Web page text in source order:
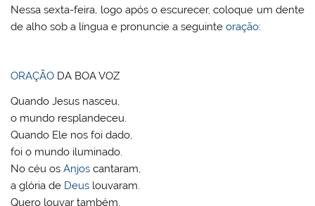
Nessa sexta-feira, logo após o escurecer, coloque um dente
de alho sob a língua e pronuncie a seguinteoração:
ORAÇÃO DA BOA VOZ
Quando Jesus nasceu,
o mundo resplandeceu.
Quando Ele nos foi dado,
foi o mundo iluminado.
No céu osAnjos cantaram,
a glória de Deus louvaram.
Quero louvar também,